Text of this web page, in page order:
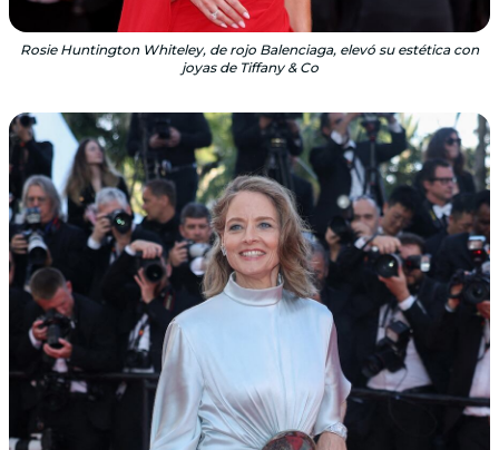
Rosie Huntington Whiteley, de rojo Balenciaga, elevó su estética con
joyas de Tiffany & Co